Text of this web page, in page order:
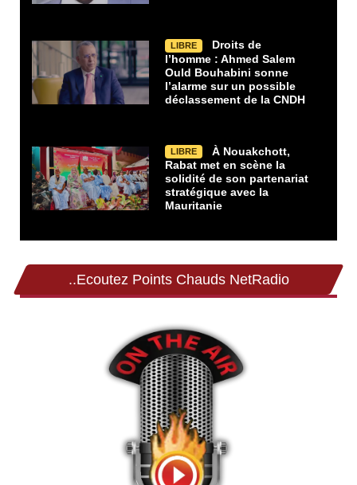
LIBRE
Droits de
l’homme : Ahmed Salem
Ould Bouhabini sonne
l’alarme sur un possible
déclassement de la CNDH
LIBRE
À Nouakchott,
Rabat met en scène la
solidité de son partenariat
stratégique avec la
Mauritanie
..Ecoutez Points Chauds NetRadio